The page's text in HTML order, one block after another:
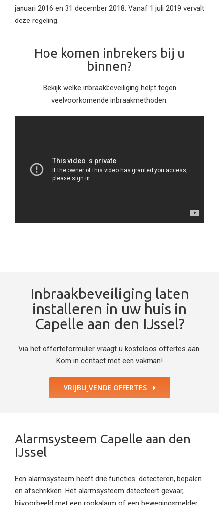
januari 2016 en 31 december 2018. Vanaf 1 juli 2019 vervalt
deze regeling.
Hoe komen inbrekers bij u
binnen?
Bekijk welke inbraakbeveiliging helpt tegen
veelvoorkomende inbraakmethoden.
Inbraakbeveiliging laten
installeren in uw huis in
Capelle aan den IJssel?
Via het offerteformulier vraagt u kosteloos offertes aan.
Kom in contact met een vakman!
VRIJBLIJVENDE OFFERTES
Alarmsysteem Capelle aan den
IJssel
Een alarmsysteem heeft drie functies: detecteren, bepalen
en afschrikken. Het alarmsysteem detecteert gevaar,
bijvoorbeeld met een rookalarm of een bewegingsmelder